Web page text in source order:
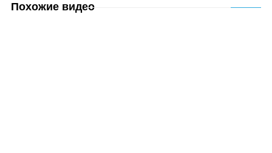
Похожие видео